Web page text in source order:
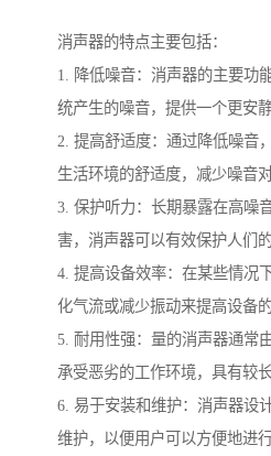
消声器的特点主要包括：
1. 降低噪音：消声器的主要功
统产生的噪音，提供一个更安静
2. 提高舒适度：通过降低噪音
生活环境的舒适度，减少噪音
3. 保护听力：长期暴露在高噪
害，消声器可以有效保护人们
4. 提高设备效率：在某些情况
化气流或减少振动来提高设备
5. 耐用性强：量的消声器通常
承受恶劣的工作环境，具有较
6. 易于安装和维护：消声器设
维护，以便用户可以方便地进